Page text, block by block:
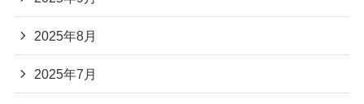
2025年8月
2025年7月